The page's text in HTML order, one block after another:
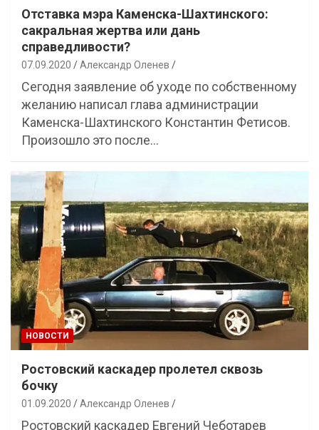
Отставка мэра Каменска-Шахтинского:
сакральная жертва или дань
справедливости?
07.09.2020 Александр Оленев
Сегодня заявление об уходе по собственному
желанию написал глава администрации
Каменска-Шахтинского Константин Фетисов.
Произошло это после…
НОВОСТИ
Ростовский каскадер пролетел сквозь
бочку
01.09.2020 Александр Оленев
Ростовский каскадер Евгений Чеботарев